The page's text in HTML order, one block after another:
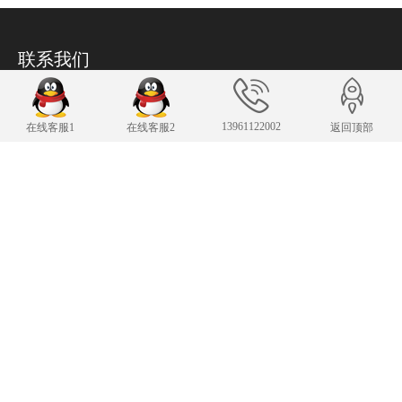
联系我们
24小时服务热线
13961122002
在线客服1 在线客服2 13961122002 返回顶部